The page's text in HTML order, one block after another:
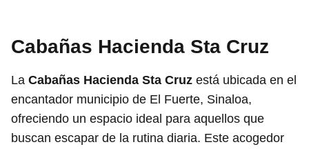
Cabañas Hacienda Sta Cruz
La Cabañas Hacienda Sta Cruz está ubicada en el
encantador municipio de El Fuerte, Sinaloa,
ofreciendo un espacio ideal para aquellos que
buscan escapar de la rutina diaria. Este acogedor